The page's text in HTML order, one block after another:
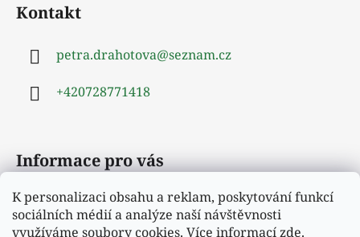
K personalizaci obsahu a reklam, poskytování funkcí
sociálních médií a analýze naší návštěvnosti
využíváme soubory cookies. Více informacízde.
í
v
ý
p
i
Kontakt
petra.drahotova@seznam.cz
+420728771418
Informace pro vás
Obchodní podmínky
Podmínky ochrany osobních údajů